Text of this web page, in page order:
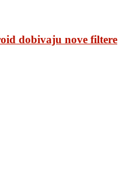
dobivaju nove filtere